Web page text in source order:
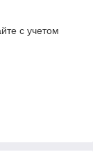
с учетом